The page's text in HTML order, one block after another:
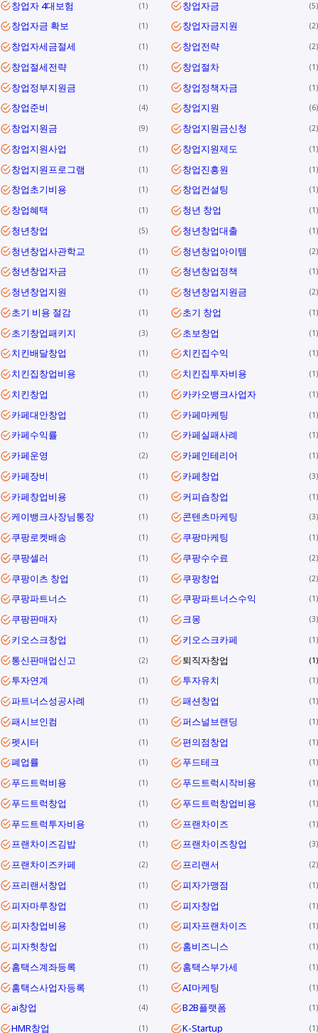
창업자 4대보험 1 창업자금 5
창업자금 확보 1 창업자금지원 2
창업자세금절세 1 창업전략 2
창업절세전략 1 창업절차 1
창업정부지원금 1 창업정책자금 1
창업준비 4 창업지원 6
창업지원금 9 창업지원금신청 2
창업지원사업 1 창업지원제도 1
창업지원프로그램 1 창업진흥원 1
창업초기비용 1 창업컨설팅 1
창업혜택 1 청년 창업 1
청년창업 5 청년창업대출 1
청년창업사관학교 1 청년창업아이템 2
청년창업자금 1 청년창업정책 1
청년창업지원 1 청년창업지원금 2
초기 비용 절감 1 초기 창업 1
초기창업패키지 3 초보창업 1
치킨배달창업 1 치킨집수익 1
치킨집창업비용 1 치킨집투자비용 1
치킨창업 1 카카오뱅크사업자 1
카페대안창업 1 카페마케팅 1
카페수익률 1 카페실패사례 1
카페운영 2 카페인테리어 1
카페장비 1 카페창업 3
카페창업비용 1 커피숍창업 1
케이뱅크사장님통장 1 콘텐츠마케팅 3
쿠팡로켓배송 1 쿠팡마케팅 1
쿠팡셀러 1 쿠팡수수료 2
쿠팡이츠 창업 1 쿠팡창업 2
쿠팡파트너스 1 쿠팡파트너스수익 1
쿠팡판매자 1 크몽 3
키오스크창업 1 키오스크카페 1
통신판매업신고 2 퇴직자창업 1
투자연계 1 투자유치 1
파트너스성공사례 1 패션창업 1
패시브인컴 1 퍼스널브랜딩 1
펫시터 1 편의점창업 1
폐업률 1 푸드테크 1
푸드트럭비용 1 푸드트럭시작비용 1
푸드트럭창업 1 푸드트럭창업비용 1
푸드트럭투자비용 1 프랜차이즈 1
프랜차이즈김밥 1 프랜차이즈창업 3
프랜차이즈카페 2 프리랜서 2
프리랜서창업 1 피자가맹점 1
피자마루창업 1 피자창업 1
피자창업비용 1 피자프랜차이즈 1
피자헛창업 1 홈비즈니스 1
홈택스계좌등록 1 홈택스부가세 1
홈택스사업자등록 1 AI마케팅 1
ai창업 4 B2B플랫폼 1
HMR창업 1 K-Startup 1